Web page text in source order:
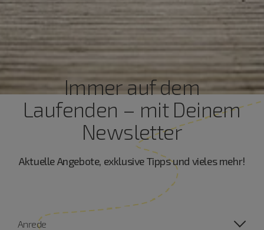
Immer auf dem
Laufenden – mit Deinem
Newsletter
Aktuelle Angebote, exklusive Tipps und vieles mehr!
Anrede